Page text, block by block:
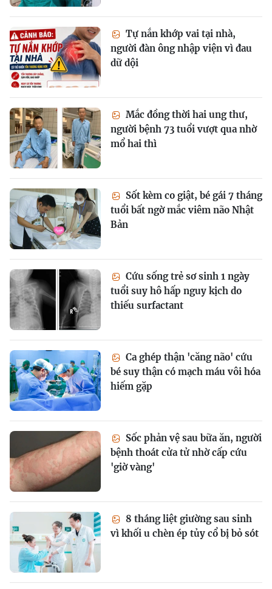
Tự nắn khớp vai tại nhà,
người đàn ông nhập viện vì đau
dữ dội
Mắc đồng thời hai ung thư,
người bệnh 73 tuổi vượt qua nhờ
mổ hai thì
Sốt kèm co giật, bé gái 7 tháng
tuổi bất ngờ mắc viêm não Nhật
Bản
Cứu sống trẻ sơ sinh 1 ngày
tuổi suy hô hấp nguy kịch do
thiếu surfactant
Ca ghép thận 'căng não' cứu
bé suy thận có mạch máu vôi hóa
hiếm gặp
Sốc phản vệ sau bữa ăn, người
bệnh thoát cửa tử nhờ cấp cứu
'giờ vàng'
8 tháng liệt giường sau sinh
vì khối u chèn ép tủy cổ bị bỏ sót